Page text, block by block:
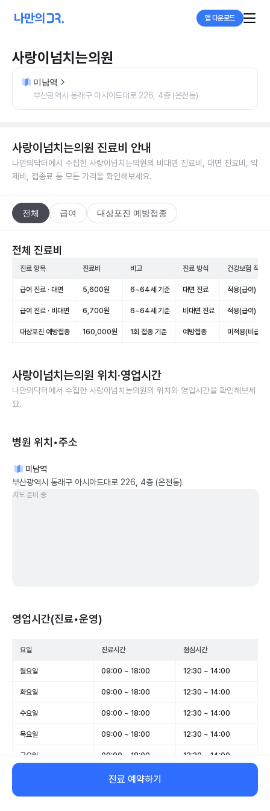
앱 다운로드
사랑이넘치는의원
미남역
부산광역시 동래구 아시아드대로 226, 4층 (온천동)
사랑이넘치는의원 진료비 안내
나만의닥터에서 수집한 사랑이넘치는의원의 비대면 진료비, 대면 진료비, 약
제비, 접종료 등 모든 가격을 확인해보세요.
전체 급여 대상포진 예방접종
전체 진료비
진료 항목 진료비 비고 진료 방식 건강보험 적용
급여 진료 · 대면 5,600원 6~64세 기준 대면 진료 적용(급여)
급여 진료 · 비대면 6,700원 6~64세 기준 비대면 진료 적용(급여)
대상포진 예방접종 160,000원 1회 접종 기준 예방접종 미적용(비급여)
사랑이넘치는의원 위치·영업시간
나만의닥터에서 수집한 사랑이넘치는의원의 위치와 영업시간을 확인해보세
요.
병원 위치•주소
미남역
부산광역시 동래구 아시아드대로 226, 4층 (온천동)
지도 준비 중
영업시간(진료•운영)
요일 진료시간 점심시간
월요일 09:00 ~ 18:00 12:30 ~ 14:00
화요일 09:00 ~ 18:00 12:30 ~ 14:00
수요일 09:00 ~ 18:00 12:30 ~ 14:00
목요일 09:00 ~ 18:00 12:30 ~ 14:00
금요일 09:00 ~ 18:00 12:30 ~ 14:00
09:00 ~ 13:00
일요일 휴무 -
진료 예약하기